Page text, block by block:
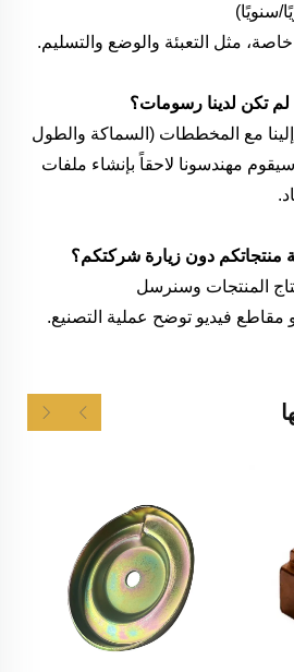
تكن لدينا رسومات؟
مع المخططات (السماكة والطول
مهندسونا لاحقاً بإنشاء ملفات
منتجاتكم دون زيارة شركتكم؟
المنتجات وسنرسل
مقاطع فيديو توضح عملية التصنيع.